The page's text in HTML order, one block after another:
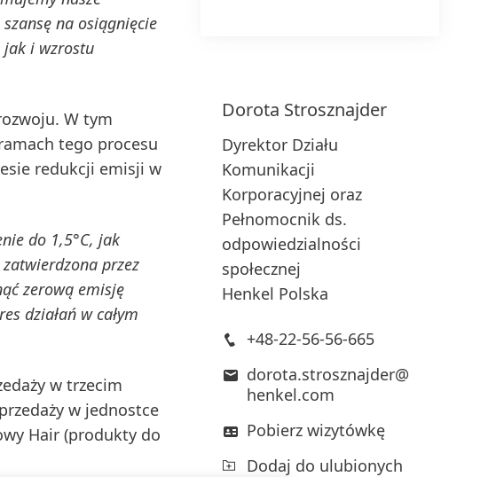
na osiągnięcie
jak i wzrostu
. W tym
tego procesu
redukcji emisji w
do 1,5°C, jak
przez
zerową emisję
działań w całym
w trzecim
w jednostce
Hair (produkty do
Dorota Strosznajder
Dyrektor Działu
Komunikacji
Korporacyjnej oraz
Pełnomocnik ds.
odpowiedzialności
społecznej
Henkel Polska
+48-22-56-56-665
dorota.strosznajder@
henkel.com
Pobierz wizytówkę
Dodaj do ulubionych